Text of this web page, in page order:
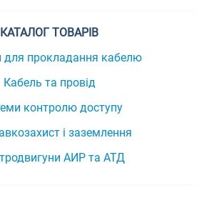
КАТАЛОГ ТОВАРІВ
для прокладання кабелю
Кабель та провід
контролю доступу
і заземлення
АИР та АТД